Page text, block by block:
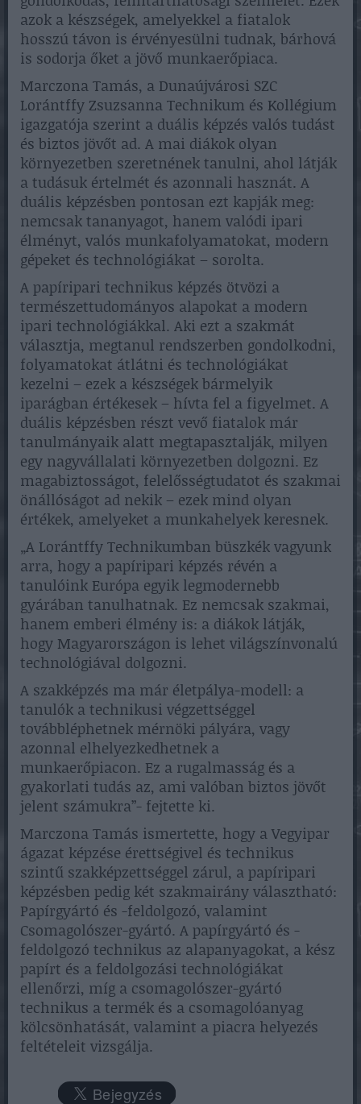
azok a készségek, amelyekkel a fiatalok
hosszú távon is érvényesülni tudnak, bárhová
is sodorja őket a jövő munkaerőpiaca.
Marczona Tamás, a Dunaújvárosi SZC
Lorántffy Zsuzsanna Technikum és Kollégium
igazgatója szerint a duális képzés valós tudást
és biztos jövőt ad. A mai diákok olyan
környezetben szeretnének tanulni, ahol látják
a tudásuk értelmét és azonnali hasznát. A
duális képzésben pontosan ezt kapják meg:
nemcsak tananyagot, hanem valódi ipari
élményt, valós munkafolyamatokat, modern
gépeket és technológiákat – sorolta.
A papíripari technikus képzés ötvözi a
természettudományos alapokat a modern
ipari technológiákkal. Aki ezt a szakmát
választja, megtanul rendszerben gondolkodni,
folyamatokat átlátni és technológiákat
kezelni – ezek a készségek bármelyik
iparágban értékesek – hívta fel a figyelmet. A
duális képzésben részt vevő fiatalok már
tanulmányaik alatt megtapasztalják, milyen
egy nagyvállalati környezetben dolgozni. Ez
magabiztosságot, felelősségtudatot és szakmai
önállóságot ad nekik – ezek mind olyan
értékek, amelyeket a munkahelyek keresnek.
„A Lorántffy Technikumban büszkék vagyunk
arra, hogy a papíripari képzés révén a
tanulóink Európa egyik legmodernebb
gyárában tanulhatnak. Ez nemcsak szakmai,
hanem emberi élmény is: a diákok látják,
hogy Magyarországon is lehet világszínvonalú
technológiával dolgozni.
A szakképzés ma már életpálya-modell: a
tanulók a technikusi végzettséggel
továbbléphetnek mérnöki pályára, vagy
azonnal elhelyezkedhetnek a
munkaerőpiacon. Ez a rugalmasság és a
gyakorlati tudás az, ami valóban biztos jövőt
jelent számukra”- fejtette ki.
Marczona Tamás ismertette, hogy a Vegyipar
ágazat képzése érettségivel és technikus
szintű szakképzettséggel zárul, a papíripari
képzésben pedig két szakmairány választható:
Papírgyártó és -feldolgozó, valamint
Csomagolószer-gyártó. A papírgyártó és -
feldolgozó technikus az alapanyagokat, a kész
papírt és a feldolgozási technológiákat
ellenőrzi, míg a csomagolószer-gyártó
technikus a termék és a csomagolóanyag
kölcsönhatását, valamint a piacra helyezés
feltételeit vizsgálja.